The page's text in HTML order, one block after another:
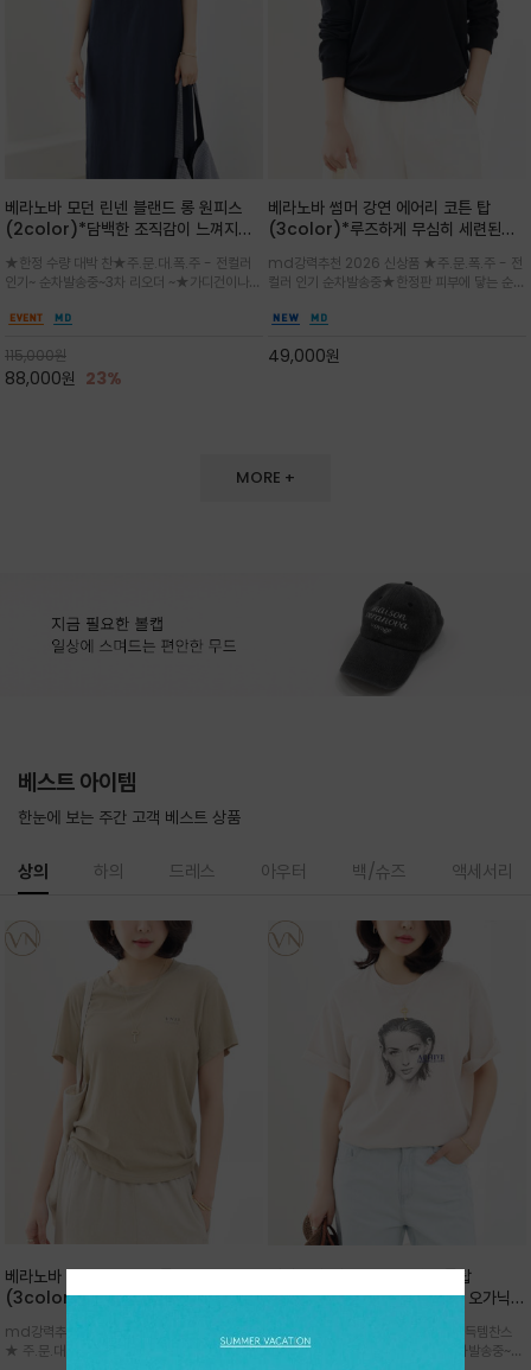
베라노바 모던 린넨 블랜드 롱 원피스
(2color)*담백한 조직감이 느껴지는
롱 원피스
★한정 수량 대박 찬★주.문.대.폭.주 - 전컬러
인기~ 순차발송중~3차 리오더 ~★가디건이나
도 손색이 없고,리조트룩까지 만능/답답하지 않
버하면서도 여리여리한 무
115,000원
88,000원 23%
베라노바 썸머 강연 에어리 코튼 탑
(3color)*루즈하게 무심히 세련된핏/
품은 시원함: 우수한 통기성
md강력추천 2026 신상품 ★주.문.폭.주 - 전
컬러 인기 순차발송중★한정판 피부에 닿는 순간
한 터치감~★여름에 오히려 이런티을 입으셔야
을 즐기실수 있습니다^^
49,000원
MORE +
베스트 아이템
한눈에 보는 주간 고객 베스트 상품
베라노바 심플 VN13 코튼탑
(3color)*썸머 바이오 강연/ 스판 너
더더기 없이 깔끔한 무드가 매력적인
VN13 코튼 티셔츠
md강력추천 2026 신상품 ★한정 대박 세일
★ 주.문.대.폭.주 - 전컬러 인기~순차발송중
베라노바 어반 우먼 강연 코튼탑
(2color) *한여름 내내 입는 오가닉
워크 (Line Work) & 스케치/감각적
인 아트워크 프린트가 시선을 끄는 루즈
md강력추천 2026 신상품 ★대박 득템찬스
~~ 주.문.대.폭.주 - 전컬러 인기~순차발송중~★
상의 하의 드레스 아우터 백/슈즈 액세서리